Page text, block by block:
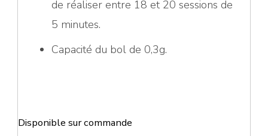
de réaliser entre 18 et 20 sessions de
5 minutes.
Capacité du bol de 0,3g.
Disponible sur commande